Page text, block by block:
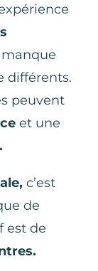
manque
différents.
peuvent
et une
c’est
de
est de